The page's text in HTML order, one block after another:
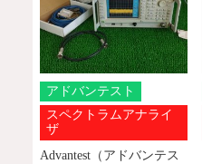
アドバンテスト
スペクトラムアナライ
ザ
Advantest（アドバンテス